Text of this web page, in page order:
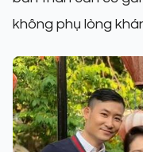
không phụ lòng